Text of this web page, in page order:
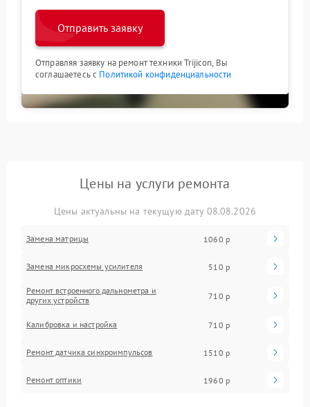
Отправить заявку
Отправляя заявку на ремонт техники Trijicon, Вы
соглашаетесь с Политикой конфиденциальности
Цены на услуги ремонта
Цены актуальны на текущую дату 08.08.2026
Замена матрицы 1060 р
Замена микросхемы усилителя 510 р
Ремонт встроенного дальнометра и
других устройств
710 р
Калибровка и настройка 710 р
Ремонт датчика синхроимпульсов 1510 р
Ремонт оптики 1960 р